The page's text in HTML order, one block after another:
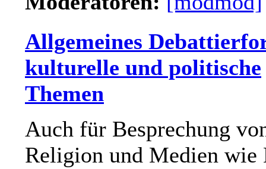
Allgemeines
kulturelle und politische
Themen
Auch für Besprechung
Religion und Medien wie